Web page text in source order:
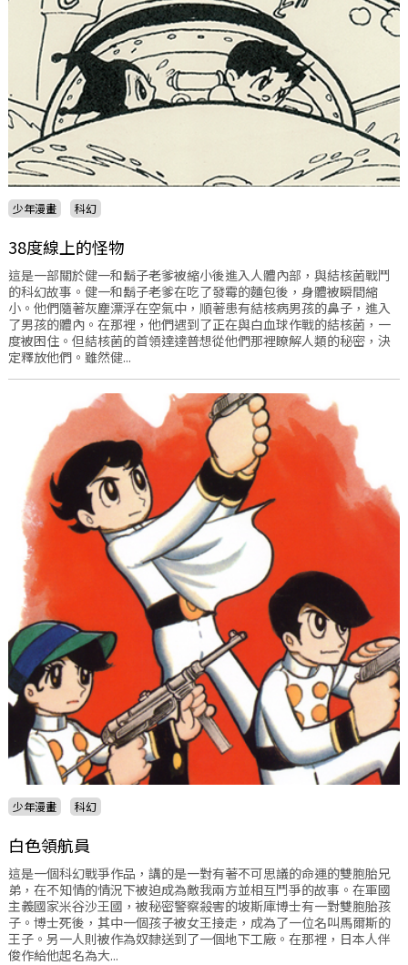
少年漫畫 科幻
38度線上的怪物
這是一部關於健一和鬍子老爹被縮小後進入人體內部，與結核菌戰鬥
的科幻故事。健一和鬍子老爹在吃了發霉的麵包後，身體被瞬間縮
小。他們隨著灰塵漂浮在空氣中，順著患有結核病男孩的鼻子，進入
了男孩的體內。在那裡，他們遇到了正在與白血球作戰的結核菌，一
度被困住。但結核菌的首領達達普想從他們那裡瞭解人類的秘密，決
定釋放他們。雖然健...
少年漫畫 科幻
白色領航員
這是一個科幻戰爭作品，講的是一對有著不可思議的命運的雙胞胎兄
弟，在不知情的情況下被迫成為敵我兩方並相互鬥爭的故事。在軍國
主義國家米谷沙王國，被秘密警察殺害的坡斯庫博士有一對雙胞胎孩
子。博士死後，其中一個孩子被女王接走，成為了一位名叫馬爾斯的
王子。另一人則被作為奴隸送到了一個地下工廠。在那裡，日本人伴
俊作給他起名為大...